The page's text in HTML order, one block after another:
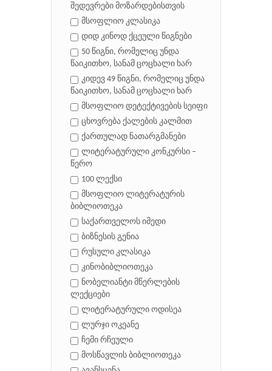
შედევრები მოზარდებისთვის
მსოფლიო კლასიკა
დიდ კინოდ ქცეული წიგნები
50 წიგნი, რომელიც უნდა
წაიკითხო, სანამ ცოცხალი ხარ
კიდევ 49 წიგნი, რომელიც უნდა
წაიკითხო, სანამ ცოცხალი ხარ
მსოფლიო დეტექტივების სეიფი
ცხოვრება ქალების კალმით
ქართულად ნათარგმანები
ლიტერატურული კონკურსი –
წერო
100 ლექსი
მსოფლიო ლიტერატურის
ბიბლიოთეკა
საქართველოს იმედი
ბიზნესის გენია
რუსული კლასიკა
კინობიბლიოთეკა
ნობელიანტი მწერლების
ლექციები
ლიტერატურული ოდისეა
ლურჯი ოკეანე
ჩემი რჩეული
მოსწავლის ბიბლიოთეკა